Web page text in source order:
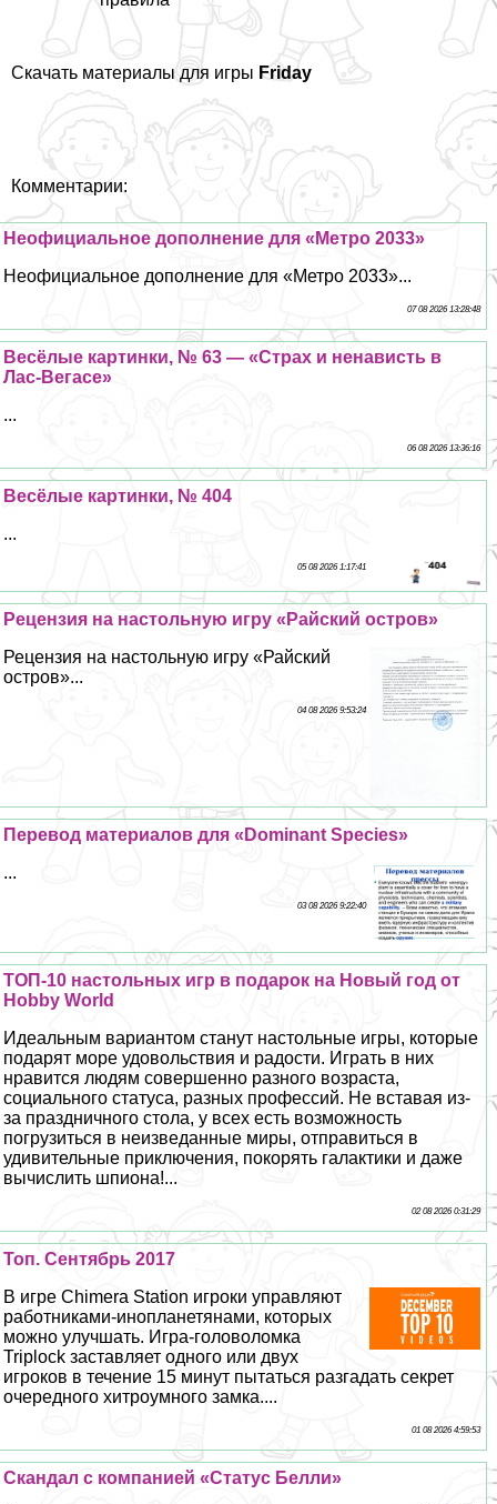
Скачать материалы для игры Friday
Комментарии:
Неофициальное дополнение для «Метро 2033»
Неофициальное дополнение для «Метро 2033»...
07 08 2026 13:28:48
Весёлые картинки, № 63 — «Страх и ненависть в
Лас-Вегасе»
...
06 08 2026 13:36:16
Весёлые картинки, № 404
...
05 08 2026 1:17:41
Рецензия на настольную игру «Райский остров»
Рецензия на настольную игру «Райский
остров»...
04 08 2026 9:53:24
Перевод материалов для «Dominant Species»
...
03 08 2026 9:22:40
ТОП-10 настольных игр в подарок на Новый год от
Hobby World
Идеальным вариантом станут настольные игры, которые
подарят море удовольствия и радости. Играть в них
нравится людям совершенно разного возраста,
социального статуса, разных профессий. Не вставая из-
за праздничного стола, у всех есть возможность
погрузиться в неизведанные миры, отправиться в
удивительные приключения, покорять галактики и даже
вычислить шпиона!...
02 08 2026 0:31:29
Топ. Сентябрь 2017
В игре Chimera Station игроки управляют
работниками-инопланетянами, которых
можно улучшать. Игра-головоломка
Triplock заставляет одного или двух
игроков в течение 15 минут пытаться разгадать секрет
очередного хитроумного замка....
01 08 2026 4:59:53
Скандал с компанией «Статус Белли»